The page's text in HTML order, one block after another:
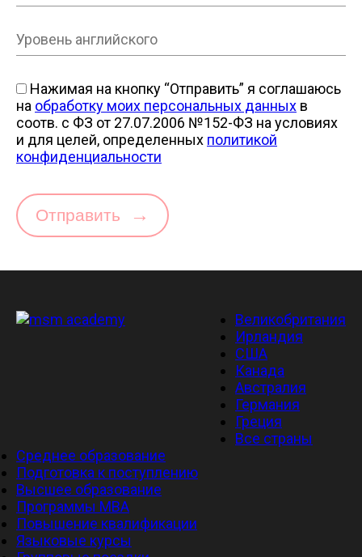
Нажимая на кнопку “Отправить” я соглашаюсь
на обработку моих персональных данных в
соотв. с ФЗ от 27.07.2006 №152-ФЗ на условиях
и для целей, определенных политикой
конфиденциальности
Отправить →
Великобритания
Ирландия
США
Канада
Австралия
Германия
Греция
Все страны
Среднее образование
Подготовка к поступлению
Высшее образование
Программы MBA
Повышение квалификации
Языковые курсы